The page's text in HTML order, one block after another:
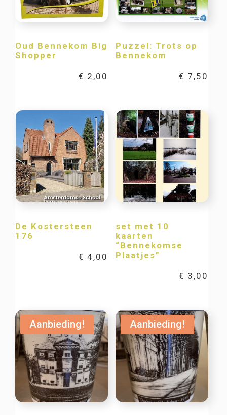
Oud Bennekom Big
Shopper
€ 2,00
Puzzel: Trots op
Bennekom
€ 7,50
De Kostersteen
176
€ 4,00
set met 10
kaarten
“Bennekomse
Plaatjes”
€ 3,00
Aanbieding! Aanbieding!